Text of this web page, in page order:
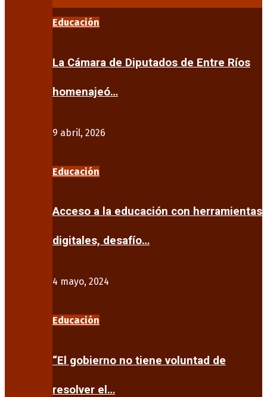
Educación
La Cámara de Diputados de Entre Ríos
homenajeó…
9 abril, 2026
Educación
Acceso a la educación con herramientas
digitales, desafío…
4 mayo, 2024
Educación
“El gobierno no tiene voluntad de
resolver el…